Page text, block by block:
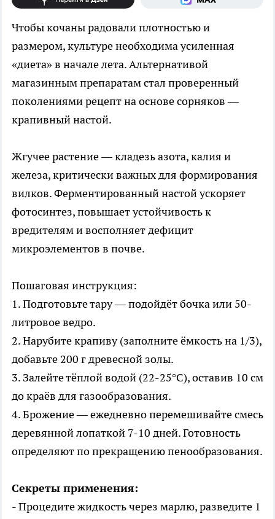
Чтобы кочаны радовали плотностью и
размером, культуре необходима усиленная
«диета» в начале лета. Альтернативой
магазинным препаратам стал проверенный
поколениями рецепт на основе сорняков —
крапивный настой.
Жгучее растение — кладезь азота, калия и
железа, критически важных для формирования
вилков. Ферментированный настой ускоряет
фотосинтез, повышает устойчивость к
вредителям и восполняет дефицит
микроэлементов в почве.
Пошаговая инструкция:
1. Подготовьте тару — подойдёт бочка или 50-
литровое ведро.
2. Нарубите крапиву (заполните ёмкость на 1/3),
добавьте 200 г древесной золы.
3. Залейте тёплой водой (22-25°C), оставив 10 см
до краёв для газообразования.
4. Брожение — ежедневно перемешивайте смесь
деревянной лопаткой 7-10 дней. Готовность
определяют по прекращению пенообразования.
Секреты применения:
- Процедите жидкость через марлю, разведите 1